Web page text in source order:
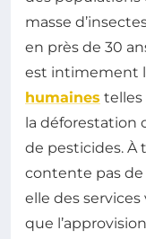
masse
en près de 30
est intimement
humaines
la déforestation
de pesticides. À
contente pas de
elle des
que